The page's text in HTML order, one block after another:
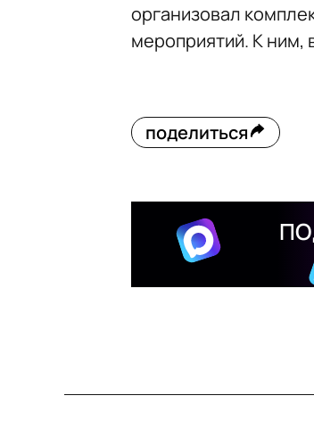
организовал
мероприятий. К ним,
поделиться